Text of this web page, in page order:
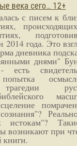
века сего… 12+
с писем к
года. Это
дневника
днями"
истокам"?
возникают при
книги.